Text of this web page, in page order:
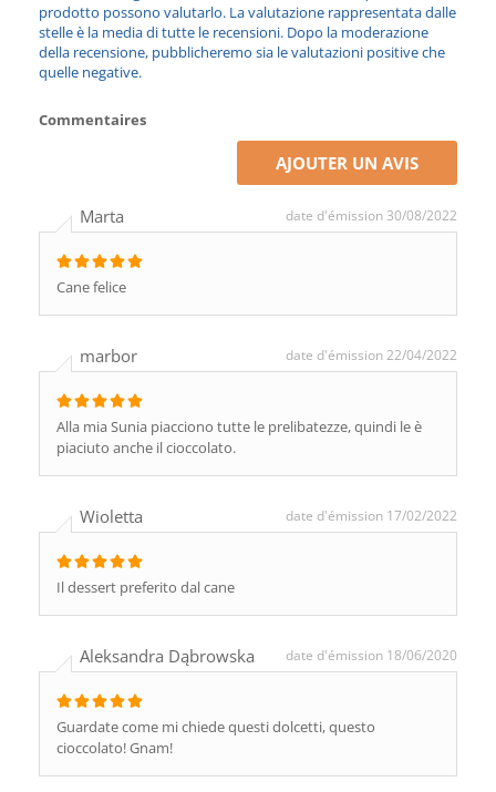
prodotto possono valutarlo. La valutazione rappresentata dalle
stelle è la media di tutte le recensioni. Dopo la moderazione
della recensione, pubblicheremo sia le valutazioni positive che
quelle negative.
Commentaires
AJOUTER UN AVIS
Marta date d'émission 30/08/2022
Cane felice
marbor date d'émission 22/04/2022
Alla mia Sunia piacciono tutte le prelibatezze, quindi le è
piaciuto anche il cioccolato.
Wioletta date d'émission 17/02/2022
Il dessert preferito dal cane
Aleksandra Dąbrowska date d'émission 18/06/2020
Guardate come mi chiede questi dolcetti, questo
cioccolato! Gnam!